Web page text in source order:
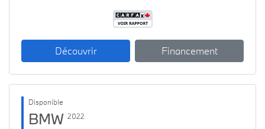
Découvrir Financement
Disponible
BMW 2022